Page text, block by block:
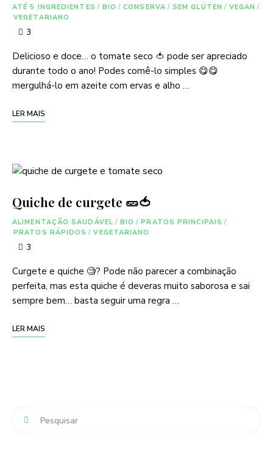
ATÉ 5 INGREDIENTES / BIO / CONSERVA / SEM GLÚTEN / VEGAN /
VEGETARIANO
3
Delicioso e doce… o tomate seco 🍅 pode ser apreciado
durante todo o ano! Podes comê-lo simples 😋😋
mergulhá-lo em azeite com ervas e alho …
LER MAIS
Quiche de curgete 🥒🍅
ALIMENTAÇÃO SAUDÁVEL / BIO / PRATOS PRINCIPAIS /
PRATOS RÁPIDOS / VEGETARIANO
3
Curgete e quiche 🧐? Pode não parecer a combinação
perfeita, mas esta quiche é deveras muito saborosa e sai
sempre bem… basta seguir uma regra …
LER MAIS